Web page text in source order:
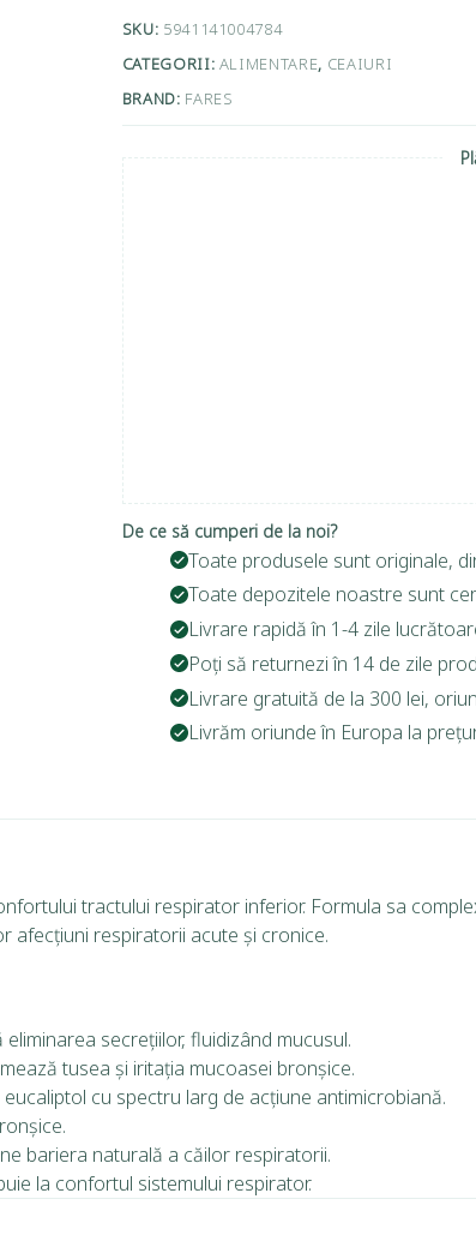
SKU: 5941141004784
CATEGORII: ALIMENTARE, CEAIURI
BRAND: FARES
De ce să cumperi de la noi?
Toate produsele sunt originale,
Toate depozitele noastre sunt
Livrare rapidă în 1-4 zile
Poți să returnezi în 14 de zile
Livrare gratuită de la 300 lei,
Livrăm oriunde în Europa la
tractului respirator inferior. Formula sa
afecțiuni respiratorii acute și cronice.
secrețiilor, fluidizând mucusul.
tusea și iritaţia mucoasei bronşice.
cu spectru larg de acţiune antimicrobiană.
bariera naturală a căilor respiratorii.
la confortul sistemului respirator.